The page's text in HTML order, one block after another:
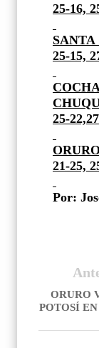
25-16,
SANTA
25-15,
25-
ORURO
21-25,
Por:
ORURO
POTOSÍ